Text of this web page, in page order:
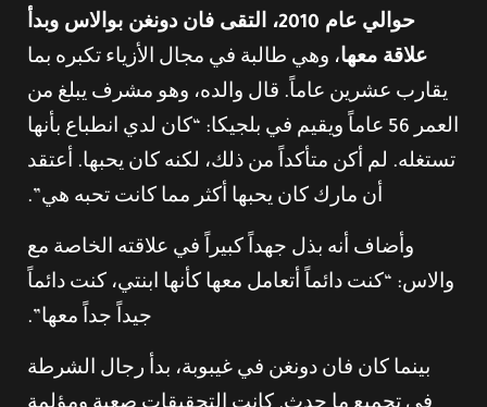
حوالي عام 2010، التقى فان دونغن بوالاس وبدأ
علاقة معها، وهي طالبة في مجال الأزياء تكبره بما
يقارب عشرين عاماً. قال والده، وهو مشرف يبلغ من
العمر 56 عاماً ويقيم في بلجيكا: “كان لدي انطباع بأنها
تستغله. لم أكن متأكداً من ذلك، لكنه كان يحبها. أعتقد
أن مارك كان يحبها أكثر مما كانت تحبه هي”.
وأضاف أنه بذل جهداً كبيراً في علاقته الخاصة مع
والاس: “كنت دائماً أتعامل معها كأنها ابنتي، كنت دائماً
جيداً جداً معها”.
بينما كان فان دونغن في غيبوبة، بدأ رجال الشرطة